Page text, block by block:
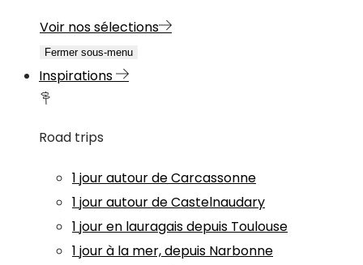
Voir nos sélections
Fermer sous-menu
Inspirations
Road trips
1 jour autour de Carcassonne
1 jour autour de Castelnaudary
1 jour en lauragais depuis Toulouse
1 jour à la mer, depuis Narbonne